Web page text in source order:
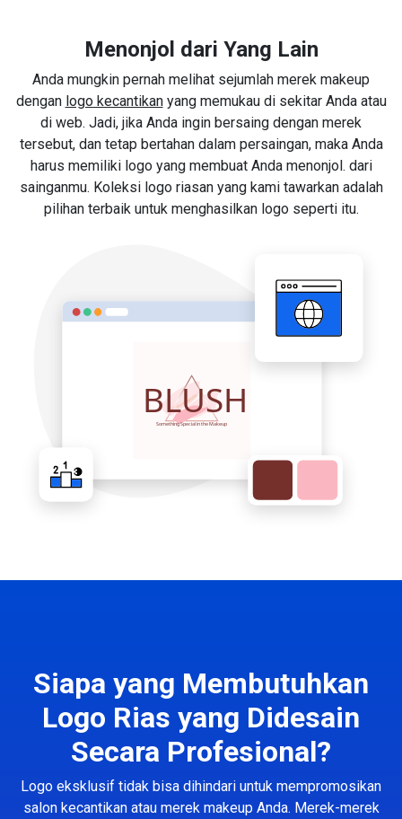
Menonjol dari Yang Lain
Anda mungkin pernah melihat sejumlah merek makeup
dengan logo kecantikanyang memukau di sekitar Anda atau
di web. Jadi, jika Anda ingin bersaing dengan merek
tersebut, dan tetap bertahan dalam persaingan, maka Anda
harus memiliki logo yang membuat Anda menonjol. dari
sainganmu. Koleksi logo riasan yang kami tawarkan adalah
pilihan terbaik untuk menghasilkan logo seperti itu.
Siapa yang Membutuhkan
Logo Rias yang Didesain
Secara Profesional?
Logo eksklusif tidak bisa dihindari untuk mempromosikan
salon kecantikan atau merek makeup Anda. Merek-merek